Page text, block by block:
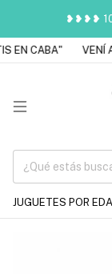
❥❥❥❥
EN CABA" VENÍ
JUGUETES POR